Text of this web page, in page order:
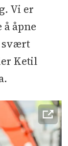
Vi er
åpne
svært
Ketil